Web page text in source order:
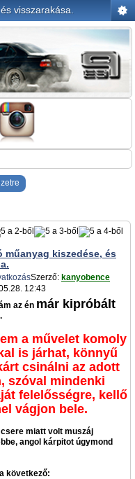
visszarakása.
műanyag kiszedése, és
Szerző: kanyobence
12:43
az én már kipróbált
a művelet komoly
is járhat, könnyű
csinálni az adott
szóval mindenki
felelősségre, kellő
vágjon bele.
miatt volt muszáj
angol kárpitot úgymond
következő: